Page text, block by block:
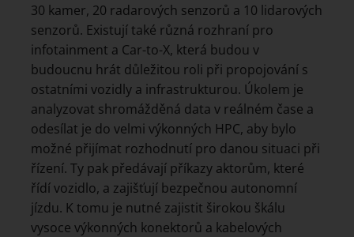
30 kamer, 20 radarových senzorů a 10 lidarových
senzorů. Existují také různá rozhraní pro
infotainment a Car-to-X, která budou v
budoucnu hrát důležitou roli při propojování s
ostatními vozidly a infrastrukturou. Úkolem je
analyzovat shromážděná data v reálném čase a
odesílat je do velmi výkonných HPC, aby bylo
možné přijímat rozhodnutí pro danou situaci při
řízení. Ty pak předávají příkazy aktorům, které
řídí vozidlo, a zajišťují bezpečnou autonomní
jízdu. K tomu je nutné zajistit širokou škálu
vysoce výkonných konektorů a kabelových